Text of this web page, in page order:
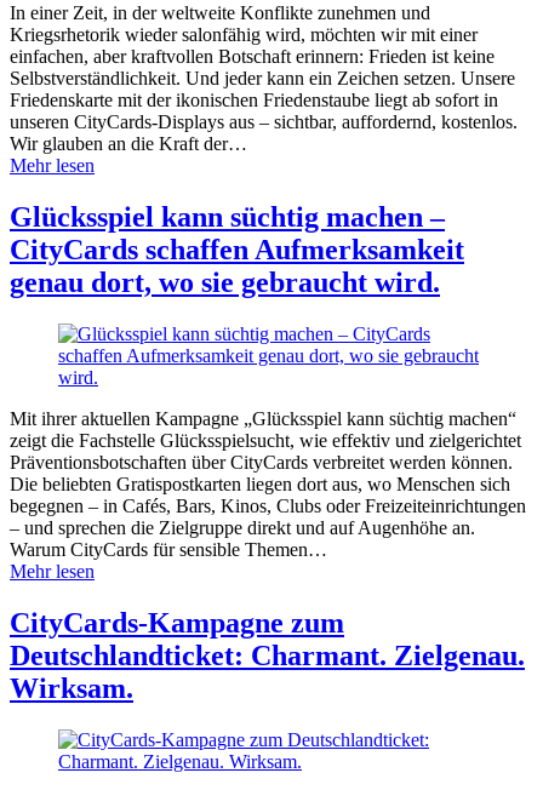
In einer Zeit, in der weltweite Konflikte zunehmen und
Kriegsrhetorik wieder salonfähig wird, möchten wir mit einer
einfachen, aber kraftvollen Botschaft erinnern: Frieden ist keine
Selbstverständlichkeit. Und jeder kann ein Zeichen setzen. Unsere
Friedenskarte mit der ikonischen Friedenstaube liegt ab sofort in
unseren CityCards-Displays aus – sichtbar, auffordernd, kostenlos.
Wir glauben an die Kraft der…
Mehr lesen
Glücksspiel kann süchtig machen –
CityCards schaffen Aufmerksamkeit
genau dort, wo sie gebraucht wird.
Mit ihrer aktuellen Kampagne „Glücksspiel kann süchtig machen“
zeigt die Fachstelle Glücksspielsucht, wie effektiv und zielgerichtet
Präventionsbotschaften über CityCards verbreitet werden können.
Die beliebten Gratispostkarten liegen dort aus, wo Menschen sich
begegnen – in Cafés, Bars, Kinos, Clubs oder Freizeiteinrichtungen
– und sprechen die Zielgruppe direkt und auf Augenhöhe an.
Warum CityCards für sensible Themen…
Mehr lesen
CityCards-Kampagne zum
Deutschlandticket: Charmant. Zielgenau.
Wirksam.